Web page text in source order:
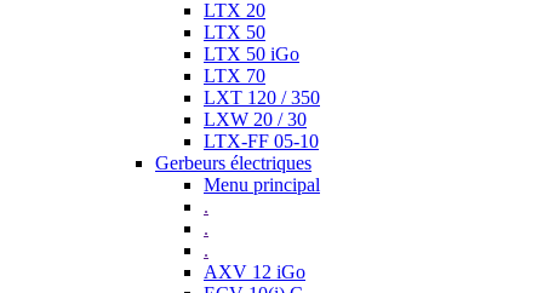
LTX 20
LTX 50
LTX 50 iGo
LTX 70
LXT 120 / 350
LXW 20 / 30
LTX-FF 05-10
Gerbeurs électriques
Menu principal
.
.
.
AXV 12 iGo